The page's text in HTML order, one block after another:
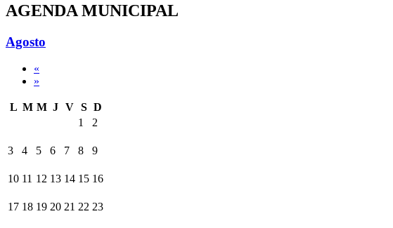
AGENDA MUNICIPAL
Agosto
«
»
L M M J V S D
1
2
3 4 5 6 7 8 9
10 11 12 13 14 15 16
17 18 19 20 21 22 23